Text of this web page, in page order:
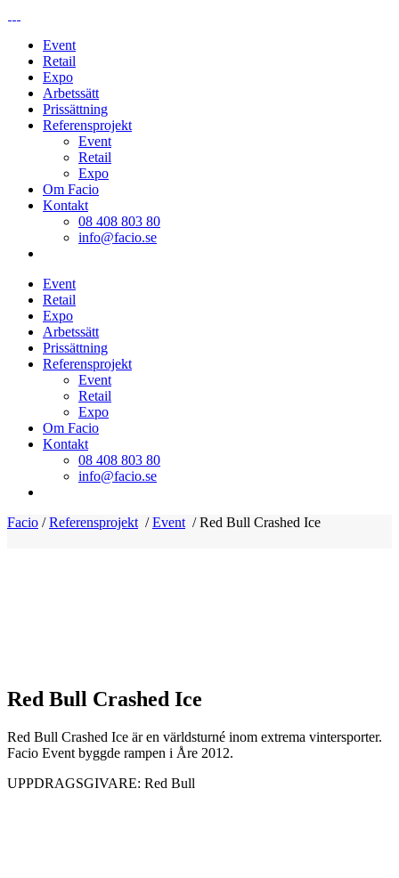
Event
Retail
Expo
Arbetssätt
Prissättning
Referensprojekt
Event
Retail
Expo
Om Facio
Kontakt
08 408 803 80
info@facio.se
Event
Retail
Expo
Arbetssätt
Prissättning
Referensprojekt
Event
Retail
Expo
Om Facio
Kontakt
08 408 803 80
info@facio.se
Facio /Referensprojekt /Event /Red Bull Crashed Ice
Red Bull Crashed Ice
Red Bull Crashed Ice är en världsturné inom extrema vintersporter.
Facio Event byggde rampen i Åre 2012.
UPPDRAGSGIVARE: Red Bull